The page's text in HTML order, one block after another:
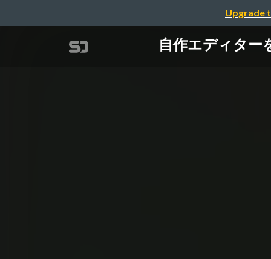
Upgrade
自作エディター